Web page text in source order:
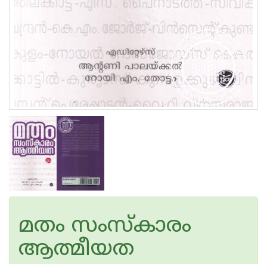
മതം സംസ്കാരം
ആത്മീയത